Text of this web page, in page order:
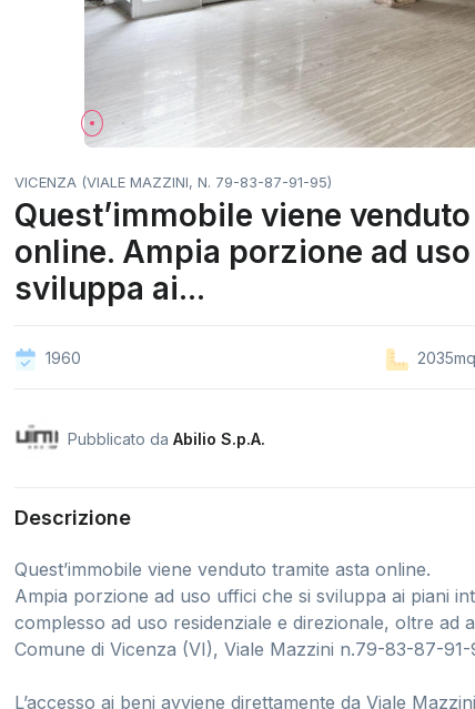
VICENZA (VIALE MAZZINI, N. 79-83-87-91-95)
Quest’immobile viene
online. Ampia porzione ad
sviluppa ai...
1960 2035mq
Pubblicato daAbilio S.p.A.
Descrizione
Quest’immobile viene venduto tramite asta online.
Ampia porzione ad uso uffici che si sviluppa ai piani
complesso ad uso residenziale e direzionale, oltre ad
Comune di Vicenza (VI), Viale Mazzini n.79-83-87-91-
L’accesso ai beni avviene direttamente da Viale